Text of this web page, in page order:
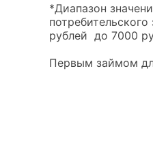
*Диапазон
рублей до 7000
Первым займом